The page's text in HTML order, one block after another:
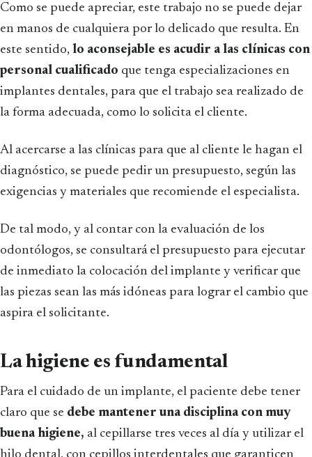
Como se puede apreciar, este trabajo no se puede dejar
en manos de cualquiera por lo delicado que resulta. En
este sentido, lo aconsejable es acudir a las clínicas con
personal cualificado que tenga especializaciones en
implantes dentales, para que el trabajo sea realizado de
la forma adecuada, como lo solicita el cliente.
Al acercarse a las clínicas para que al cliente le hagan el
diagnóstico, se puede pedir un presupuesto, según las
exigencias y materiales que recomiende el especialista.
De tal modo, y al contar con la evaluación de los
odontólogos, se consultará el presupuesto para ejecutar
de inmediato la colocación del implante y verificar que
las piezas sean las más idóneas para lograr el cambio que
aspira el solicitante.
La higiene es fundamental
Para el cuidado de un implante, el paciente debe tener
claro que se debe mantener una disciplina con muy
buena higiene, al cepillarse tres veces al día y utilizar el